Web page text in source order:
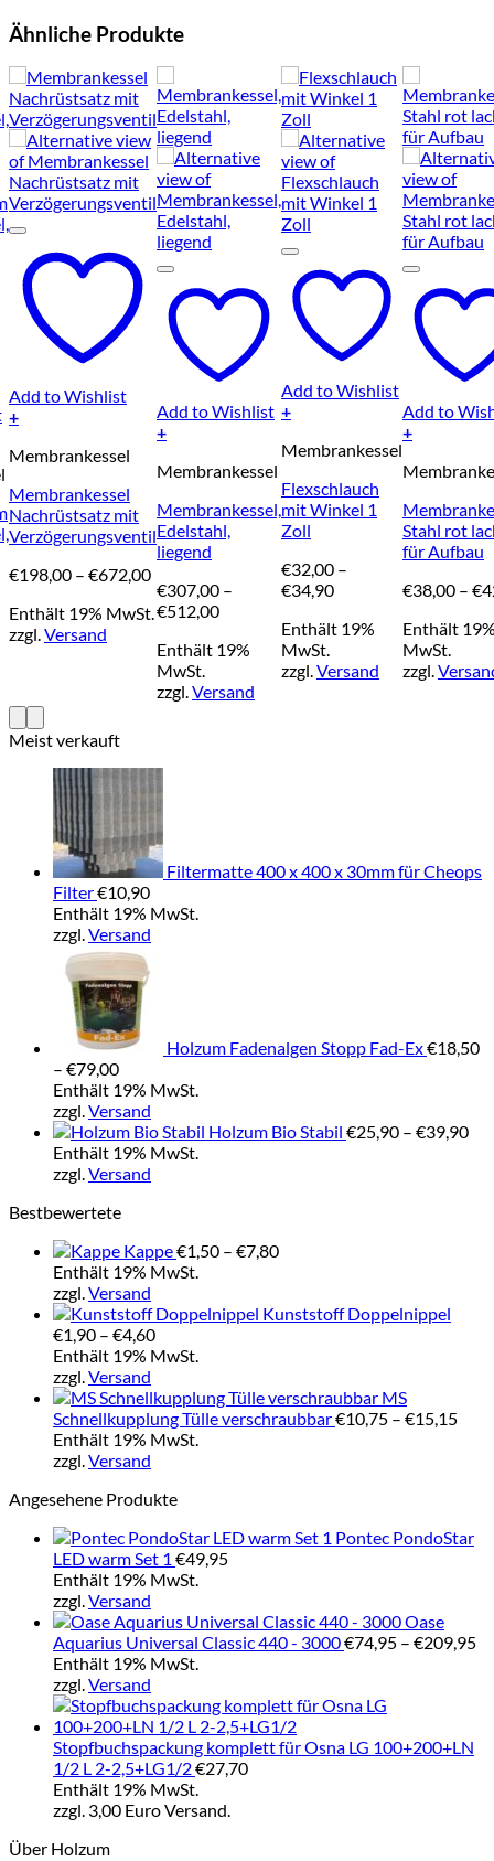
Ähnliche Produkte
Add to Wishlist
+
Produkt
mehrere
Varianten
auf.
Optionen
können
auf
der
werden
Membrankessel
Membrankessel
Nachrüstsatz mit
Verzögerungsventil
€198,00 – €672,00Preisspanne:
€198,00
bis
Enthält 19% MwSt.
zzgl.Versand
Add to Wishlist
+
Produkt
mehrere
Varianten
auf.
Optionen
können
auf
der
Produktseite
gewählt
Membrankessel
Membrankessel,
Edelstahl,
liegend
€307,00 –
€512,00Preisspanne:
bis
€512,00
Enthält 19%
MwSt.
zzgl.Versand
Add to Wishlist
+
Produkt
mehrere
Varianten
auf.
Optionen
können
auf
der
Produktseite
gewählt
Membrankessel
Flexschlauch
mit Winkel 1
Zoll
€32,00 –
€34,90Preisspanne:
bis
Enthält 19%
MwSt.
zzgl.Versand
Add to
+
Produkt
mehrere
Varianten
auf.
Optionen
können
auf
der
Stahl rot
für Aufbau
€38,00 –€
Enthält
MwSt.
zzgl.
Meist verkauft
Filtermatte 400 x 400 x 30mm für Cheops
Filter€10,90
Enthält 19% MwSt.
zzgl.Versand
Holzum Fadenalgen Stopp Fad-Ex€18,50
– €79,00Preisspanne:
€18,50
bis
€79,00
Enthält 19% MwSt.
zzgl.Versand
Holzum Bio Stabil €25,90 – €39,90
Enthält 19% MwSt.
zzgl.Versand
Bestbewertete
Kappe€1,50 – €7,80Preisspanne:
€7,80
Enthält 19% MwSt.
zzgl.Versand
Kunststoff Doppelnippel
€1,90 – €4,60Preisspanne:
€1,90
€4,60
Enthält 19% MwSt.
zzgl.Versand
MS
Schnellkupplung Tülle verschraubbar€10,75 – €15,15
Enthält 19% MwSt.
zzgl.Versand
Angesehene Produkte
Pontec PondoStar
LED warm Set 1 €49,95
Enthält 19% MwSt.
zzgl.Versand
Oase
Aquarius Universal Classic 440 - 3000€74,95 – €209,95
Enthält 19% MwSt.
zzgl.Versand
Stopfbuchspackung komplett für Osna LG 100+200+LN
1/2 L 2-2,5+LG1/2€27,70
Enthält 19% MwSt.
zzgl. 3,00 Euro Versand.
Über Holzum